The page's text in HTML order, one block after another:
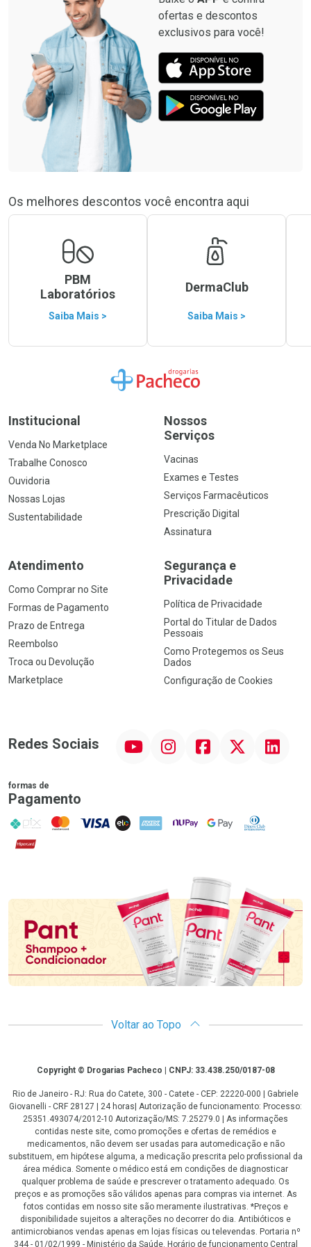
ofertas e descontos
exclusivos para você!
Os melhores descontos você encontra aqui
PBM
Laboratórios
Saiba Mais >
DermaClub
Saiba Mais >
Ir para a Home
Institucional
Venda No Marketplace
Trabalhe Conosco
Ouvidoria
Nossas Lojas
Sustentabilidade
Nossos
Serviços
Vacinas
Exames e Testes
Serviços Farmacêuticos
Prescrição Digital
Assinatura
Atendimento
Como Comprar no Site
Formas de Pagamento
Prazo de Entrega
Reembolso
Troca ou Devolução
Marketplace
Segurança e
Privacidade
Política de Privacidade
Portal do Titular de Dados
Pessoais
Como Protegemos os Seus
Dados
Configuração de Cookies
Redes Sociais InstagramFacebook Linkedin
formas de
Pagamento
PIX MasterCard
VISA ELO AMEX NuPay Google PayDiners Club
Hipercard
Promoção em Destaque
Voltar ao Topo
CopyrightCopyright © Drogarias Pacheco | CNPJ: 33.438.250/0187-08
Rio de Janeiro - RJ: Rua do Catete, 300 - Catete - CEP: 22220-000 | Gabriele
Giovanelli - CRF 28127 | 24 horas| Autorização de funcionamento: Processo:
25351.493074/2012-10 Autorização/MS: 7.25279.0 | As informações
contidas neste site, como promoções e ofertas de remédios e
medicamentos, não devem ser usadas para automedicação e não
substituem, em hipótese alguma, a medicação prescrita pelo profissional da
área médica. Somente o médico está em condições de diagnosticar
qualquer problema de saúde e prescrever o tratamento adequado. Os
preços e as promoções são válidos apenas para compras via internet. As
fotos contidas em nosso site são meramente ilustrativas. *Preços e
disponibilidade sujeitos a alterações no decorrer do dia. Antibióticos e
antimicrobianos vendas apenas em lojas físicas ou televendas. Portaria nº
344 - 01/02/1999 - Ministério da Saúde. Horário de funcionamento Central